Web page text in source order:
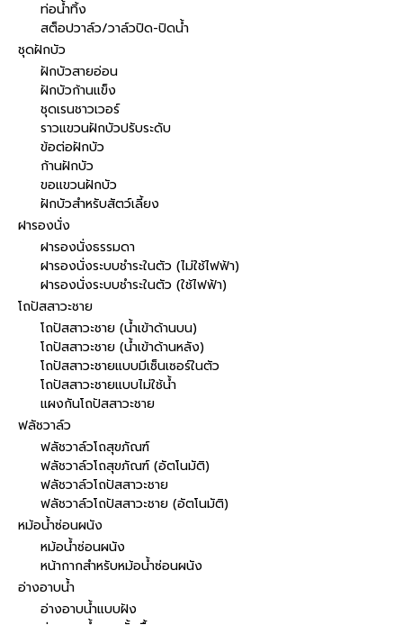
ท่อน้ำทิ้ง
สต็อปวาล์ว/วาล์วปิด-ปิดน้ำ
ชุดฝักบัว
ฝักบัวสายอ่อน
ฝักบัวก้านแข็ง
ชุดเรนชาวเวอร์
ราวแขวนฝักบัวปรับระดับ
ข้อต่อฝักบัว
ก้านฝักบัว
ขอแขวนฝักบัว
ฝักบัวสำหรับสัตว์เลี้ยง
ฝารองนั่ง
ฝารองนั่งธรรมดา
ฝารองนั่งระบบชำระในตัว (ไม่ใช้ไฟฟ้า)
ฝารองนั่งระบบชำระในตัว (ใช้ไฟฟ้า)
โถปัสสาวะชาย
โถปัสสาวะชาย (น้ำเข้าด้านบน)
โถปัสสาวะชาย (น้ำเข้าด้านหลัง)
โถปัสสาวะชายแบบมีเซ็นเซอร์ในตัว
โถปัสสาวะชายแบบไม่ใช้น้ำ
แผงกันโถปัสสาวะชาย
ฟลัชวาล์ว
ฟลัชวาล์วโถสุขภัณฑ์
ฟลัชวาล์วโถสุขภัณฑ์ (อัตโนมัติ)
ฟลัชวาล์วโถปัสสาวะชาย
ฟลัชวาล์วโถปัสสาวะชาย (อัตโนมัติ)
หม้อน้ำซ่อนผนัง
หม้อน้ำซ่อนผนัง
หน้ากากสำหรับหม้อน้ำซ่อนผนัง
อ่างอาบน้ำ
อ่างอาบน้ำแบบฝัง